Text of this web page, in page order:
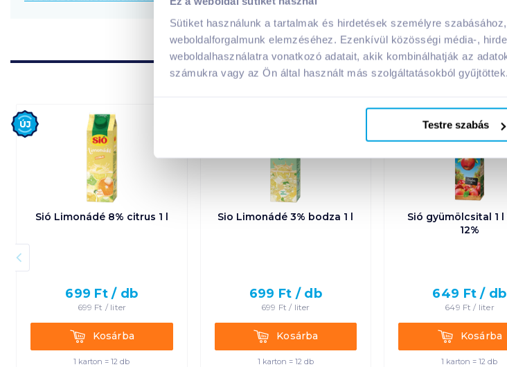
Sütiket használunk a tartalmak és hirdetések személyre
weboldalforgalmunk elemzéséhez. Ezenkívül közösségi média-,
weboldalhasználatra vonatkozó adatait, akik kombinálhatják az
számukra vagy az Ön által használt más szolgáltatásokból gyűjtöttek.
Testre szabás
A márka további
Sió Limonádé 8% citrus 1 l
699 Ft / db
699 Ft / liter
KosárbaKosárba
1 karton = 12 db
Új
Sio Limonádé 3% bodza 1 l
699 Ft / db
699 Ft / liter
KosárbaKosárba
1 karton = 12 db
Sió gyümölcsital 1 l
12%
649 Ft / db
649 Ft / liter
KosárbaKosárba
1 karton = 12 db